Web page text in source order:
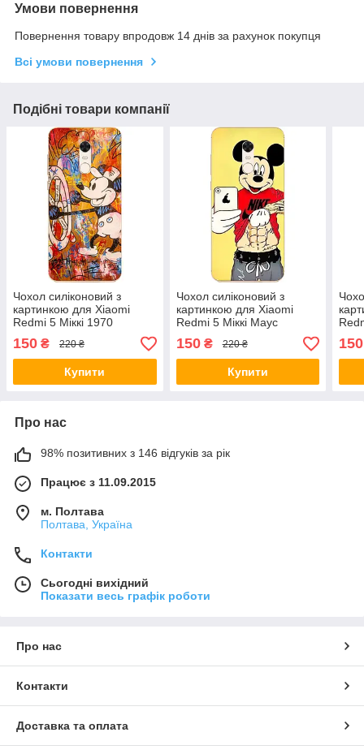
Умови повернення
Повернення товару впродовж 14 днів за рахунок покупця
Всі умови повернення
Подібні товари компанії
Чохол силіконовий з
картинкою для Xiaomi
Redmi 5 Міккі 1970
150 ₴ 220 ₴
Купити
Чохол силіконовий з
картинкою для Xiaomi
Redmi 5 Міккі Маус
спортсмен
150₴ 220 ₴
Купити
150
Про нас
98% позитивних з 146 відгуків за рік
Працює з 11.09.2015
м. Полтава
Полтава, Україна
Контакти
Сьогодні вихідний
Показати весь графік роботи
Про нас
Контакти
Доставка та оплата